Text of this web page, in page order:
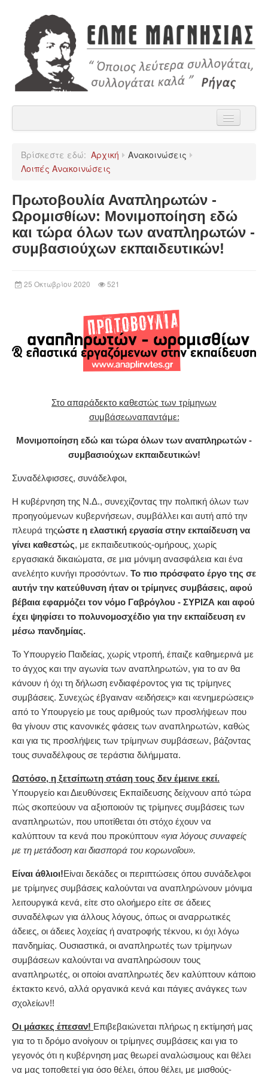
Η ΕΛΜΕ Μαγνησίας
Χρήσιμα
Παρατάξεις
Επικοινωνία
Βρίσκεστε εδώ: Αρχική
Ανακοινώσεις
Λοιπές Ανακοινώσεις
Πρωτοβουλία Αναπληρωτών -
Ωρομισθίων: Μονιμοποίηση εδώ
και τώρα όλων των αναπληρωτών -
συμβασιούχων εκπαιδευτικών!
25 Οκτωβρίου 2020 521
Στο απαράδεκτο καθεστώς των τρίμηνων
συμβάσεωναπαντάμε:
Μονιμοποίηση εδώ και τώρα όλων των αναπληρωτών -
συμβασιούχων εκπαιδευτικών!
Συναδέλφισσες, συνάδελφοι,
Η κυβέρνηση της Ν.Δ., συνεχίζοντας την πολιτική όλων των
προηγούμενων κυβερνήσεων, συμβάλλει και αυτή από την
πλευρά τηςώστε η ελαστική εργασία στην εκπαίδευση να
γίνει καθεστώς, με εκπαιδευτικούς-ομήρους, χωρίς
εργασιακά δικαιώματα, σε μια μόνιμη ανασφάλεια και ένα
ανελέητο κυνήγι προσόντων. Το πιο πρόσφατο έργο της σε
αυτήν την κατεύθυνση ήταν οι τρίμηνες συμβάσεις, αφού
βέβαια εφαρμόζει τον νόμο Γαβρόγλου - ΣΥΡΙΖΑ και αφού
έχει ψηφίσει το πολυνομοσχέδιο για την εκπαίδευση εν
μέσω πανδημίας.
Το Υπουργείο Παιδείας, χωρίς ντροπή, έπαιζε καθημερινά με
το άγχος και την αγωνία των αναπληρωτών, για το αν θα
κάνουν ή όχι τη δήλωση ενδιαφέροντος για τις τρίμηνες
συμβάσεις. Συνεχώς έβγαιναν «ειδήσεις» και «ενημερώσεις»
από το Υπουργείο με τους αριθμούς των προσλήψεων που
θα γίνουν στις κανονικές φάσεις των αναπληρωτών, καθώς
και για τις προσλήψεις των τρίμηνων συμβάσεων, βάζοντας
τους συναδέλφους σε τεράστια διλήμματα.
Ωστόσο, η ξετσίπωτη στάση τους δεν έμεινε εκεί.
Υπουργείο και Διευθύνσεις Εκπαίδευσης δείχνουν από τώρα
πώς σκοπεύουν να αξιοποιούν τις τρίμηνες συμβάσεις των
αναπληρωτών, που υποτίθεται ότι στόχο έχουν να
καλύπτουν τα κενά που προκύπτουν «για λόγους συναφείς
με τη μετάδοση και διασπορά του κορωνοΐου».
Είναι άθλιοι!Είναι δεκάδες οι περιπτώσεις όπου συνάδελφοι
με τρίμηνες συμβάσεις καλούνται να αναπληρώνουν μόνιμα
λειτουργικά κενά, είτε στο ολοήμερο είτε σε άδειες
συναδέλφων για άλλους λόγους, όπως οι αναρρωτικές
άδειες, οι άδειες λοχείας ή ανατροφής τέκνου, κι όχι λόγω
πανδημίας. Ουσιαστικά, οι αναπληρωτές των τρίμηνων
συμβάσεων καλούνται να αναπληρώσουν τους
αναπληρωτές, οι οποίοι αναπληρωτές δεν καλύπτουν κάποιο
έκτακτο κενό, αλλά οργανικά κενά και πάγιες ανάγκες των
σχολείων!!
Οι μάσκες έπεσαν! Επιβεβαιώνεται πλήρως η εκτίμησή μας
για το τι δρόμο ανοίγουν οι τρίμηνες συμβάσεις και για το
γεγονός ότι η κυβέρνηση μας θεωρεί αναλώσιμους και θέλει
να μας τοποθετεί για όσο θέλει, όπου θέλει, με μισθούς-